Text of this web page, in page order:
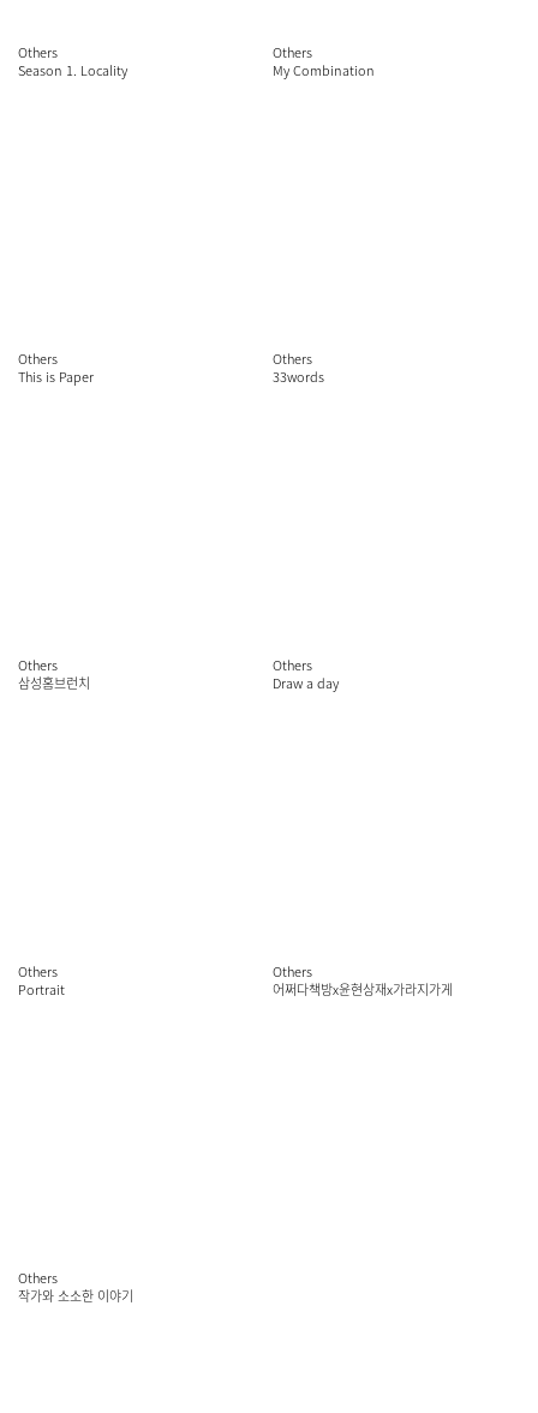
Others
Season 1. Locality
Others
My Combination
Others
This is Paper
Others
33words
Others
삼성홈브런치
Others
Draw a day
Others
Portrait
Others
어쩌다책방x윤현상재x가라지가게
Others
작가와 소소한 이야기